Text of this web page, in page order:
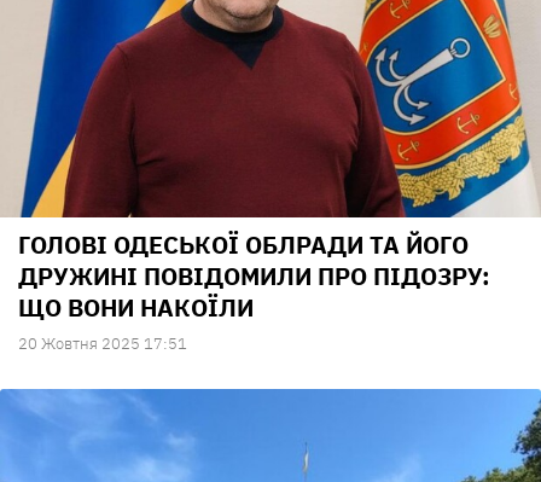
ГОЛОВІ ОДЕСЬКОЇ ОБЛРАДИ ТА ЙОГО
ДРУЖИНІ ПОВІДОМИЛИ ПРО ПІДОЗРУ:
ЩО ВОНИ НАКОЇЛИ
20 Жовтня 2025 17:51